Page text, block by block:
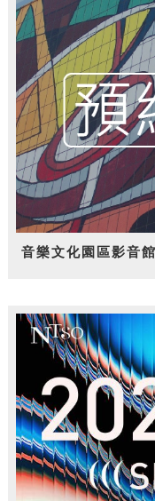
音樂文化園區影音